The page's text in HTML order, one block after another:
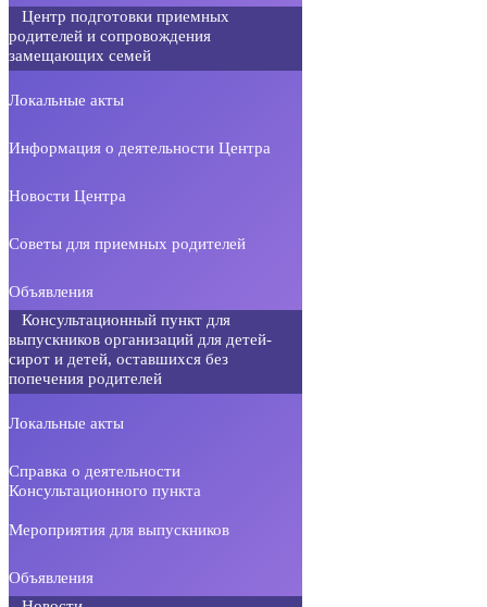
Центр подготовки приемных
родителей и сопровождения
замещающих семей
Локальные акты
Информация о деятельности Центра
Новости Центра
Советы для приемных родителей
Объявления
Консультационный пункт для
выпускников организаций для детей-
сирот и детей, оставшихся без
попечения родителей
Локальные акты
Справка о деятельности
Консультационного пункта
Мероприятия для выпускников
Объявления